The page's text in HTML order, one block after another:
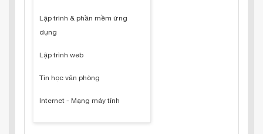
Lập trình & phần mềm ứng
dụng
Lập trình web
Tin học văn phòng
Internet - Mạng máy tính